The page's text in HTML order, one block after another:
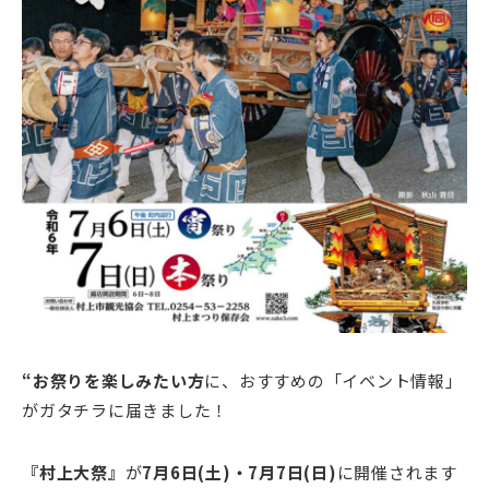
“お祭りを楽しみたい方に、おすすめの「イベント情報」
がガタチラに届きました！
『村上大祭』 が7月6日(土)・7月7日(日)に開催されます